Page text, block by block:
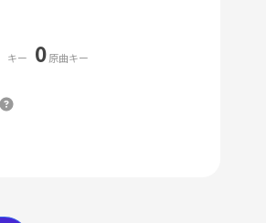
キー 0原曲キー